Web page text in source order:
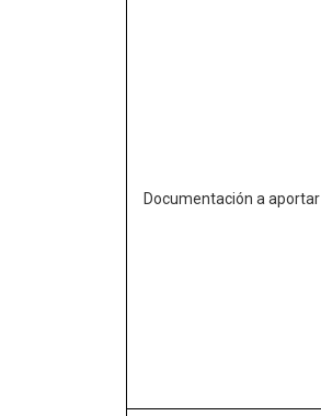
Documentación a aportar